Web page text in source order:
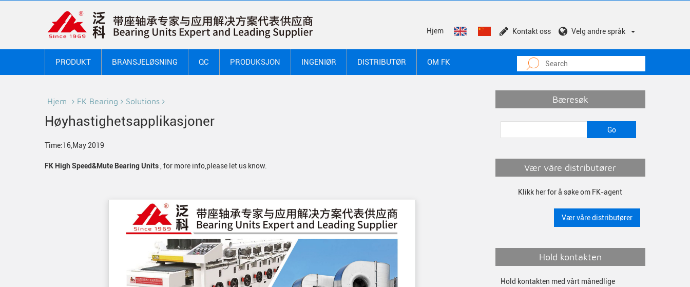
Hjem Kontakt oss Velg andre språk
PRODUKT BRANSJELØSNING QC PRODUKSJON INGENIØR DISTRIBUTØR OM FK
Hjem FK Bearing Solutions
Høyhastighetsapplikasjoner
Time:16,May 2019
FK High Speed&Mute Bearing Units , for more info,please let us know.
Bæresøk
Vær våre distributører
Klikk her for å søke om FK-agent
Vær våre distributører
Hold kontakten
Hold kontakten med vårt månedlige